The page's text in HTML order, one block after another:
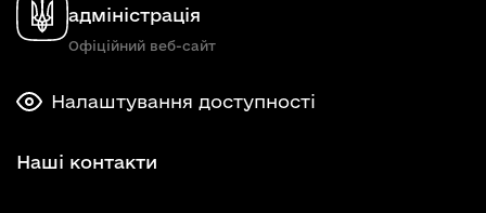
адміністрація
Офіційний веб-сайт
Налаштування доступності
Наші контакти